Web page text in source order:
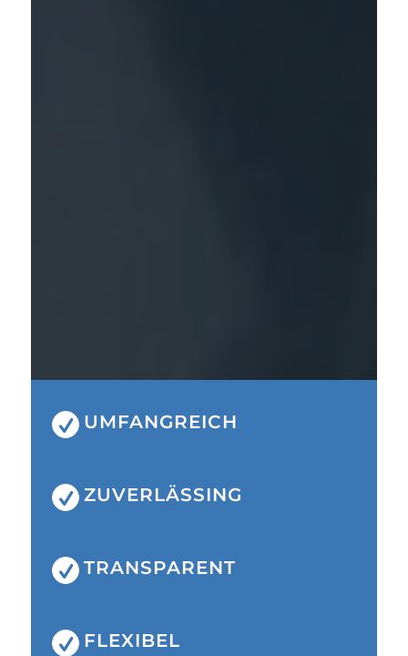
UMFANGREICH
ZUVERLÄSSING
TRANSPARENT
FLEXIBEL